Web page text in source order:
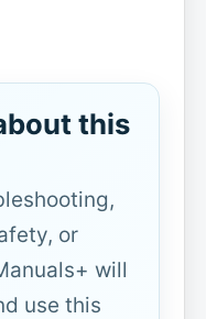
this
or
will
use this